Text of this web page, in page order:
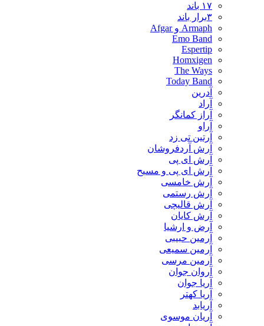
۱۷ باند
۳برار باند
Armaph و Afgar
Emo Band
Espertip
Homxigen
The Ways
Today Band
آدرین
آراد
آراز کمانگر
آراو
آرتین تی زد
آرش آردفروشان
آرش ای پی
آرش ای پی و مسیح
آرش خامسی
آرش رستمی
آرش قالیچی
آرش کایان
​آرض و ارشیا
آرمین حبیبی
آرمین سمیعی
آرمین مرسی
آروان جوان
آریا جوان
آریا کهتر
آریابد
آریان موسوی